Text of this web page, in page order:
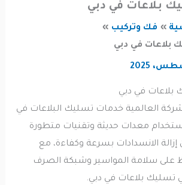
في دبي
فك وتركيب
في دبي
في دبي
العالمية خدمات تسليك البلاعات في
معدات حديثة وتقنيات متطورة
الانسدادات بسرعة وكفاءة، مع
سلامة المواسير وشبكة الصرف
بلاعات في دبي.